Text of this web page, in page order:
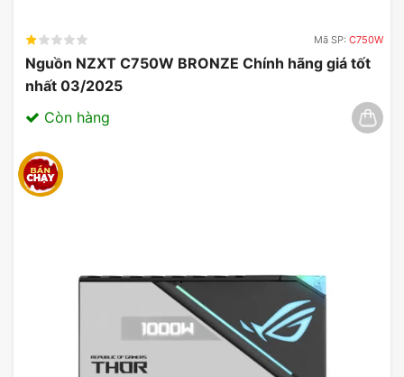
Mã SP: C750W
Nguồn NZXT C750W BRONZE Chính hãng giá tốt
nhất 03/2025
Còn hàng